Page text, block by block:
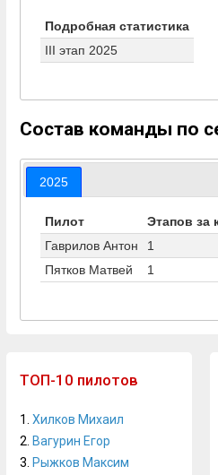
Подробная статистика
III этап 2025
Состав команды по
2025
Пилот
Этапов за
Гаврилов Антон
1
Пятков Матвей
1
ТОП-10 пилотов
1. Хилков Михаил
2. Вагурин Егор
3. Рыжков Максим